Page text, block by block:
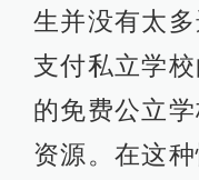
生并没有太
支付私立学
的免费公立
资源。在这